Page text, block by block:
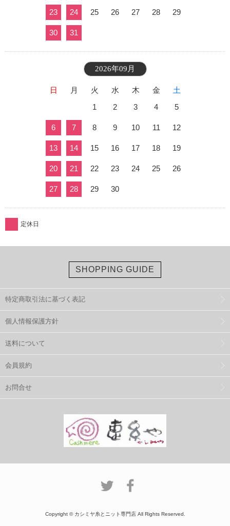
23 24 25 26 27 28 29
30 31
2026年09月
日 月 火 水 木 金
土
1
2 3 4 5
6 7 8 9 10 11 12
13 14 15 16 17 18 19
20 21 22 23 24 25 26
27 28 29 30
定休日
SHOPPING GUIDE
特定商取引法に基づく表記
個人情報保護方針
送料について
会員規約
お問合せ
Copyright © カシミヤ糸とニット専門店 All Rights Reserved.